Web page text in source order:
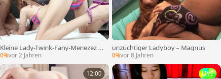
Kleine Lady-Twink-Fany-Menezez re
itet seinen großen dunklen Pflug
0%vor 2 Jahren
unzüchtiger Ladyboy – Magnus
0%vor 8 Jahren
12:00 LIVE